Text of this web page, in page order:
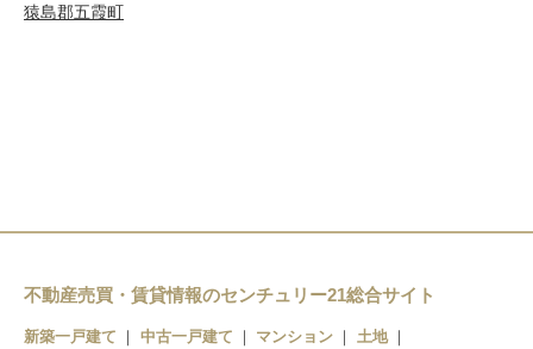
猿島郡五霞町
不動産売買・賃貸情報のセンチュリー21総合サイト
新築一戸建て 中古一戸建て マンション
土地